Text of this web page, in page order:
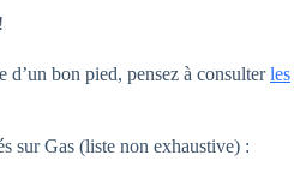
d’un bon pied, pensez à consulterles
sur Gas (liste non exhaustive) :